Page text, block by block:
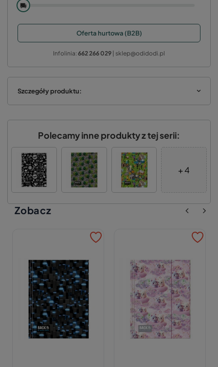
🚚
Oferta hurtowa (B2B)
Infolinia: 662 266 029 | sklep@odidodi.pl
Szczegóły produktu:
Polecamy inne produkty z tej serii:
+ 4
Zobacz